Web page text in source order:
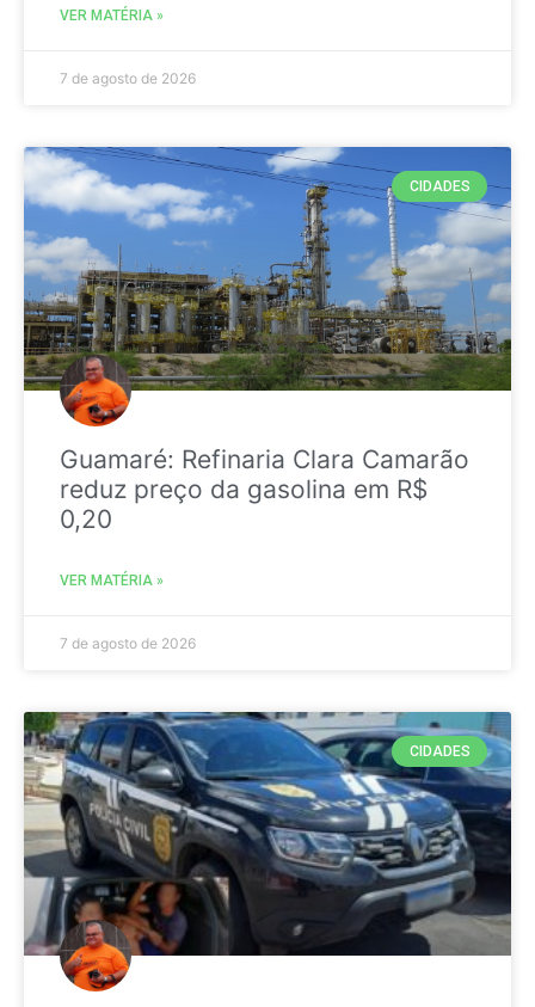
VER MATÉRIA »
7 de agosto de 2026
CIDADES
Guamaré: Refinaria Clara Camarão
reduz preço da gasolina em R$
0,20
VER MATÉRIA »
7 de agosto de 2026
CIDADES